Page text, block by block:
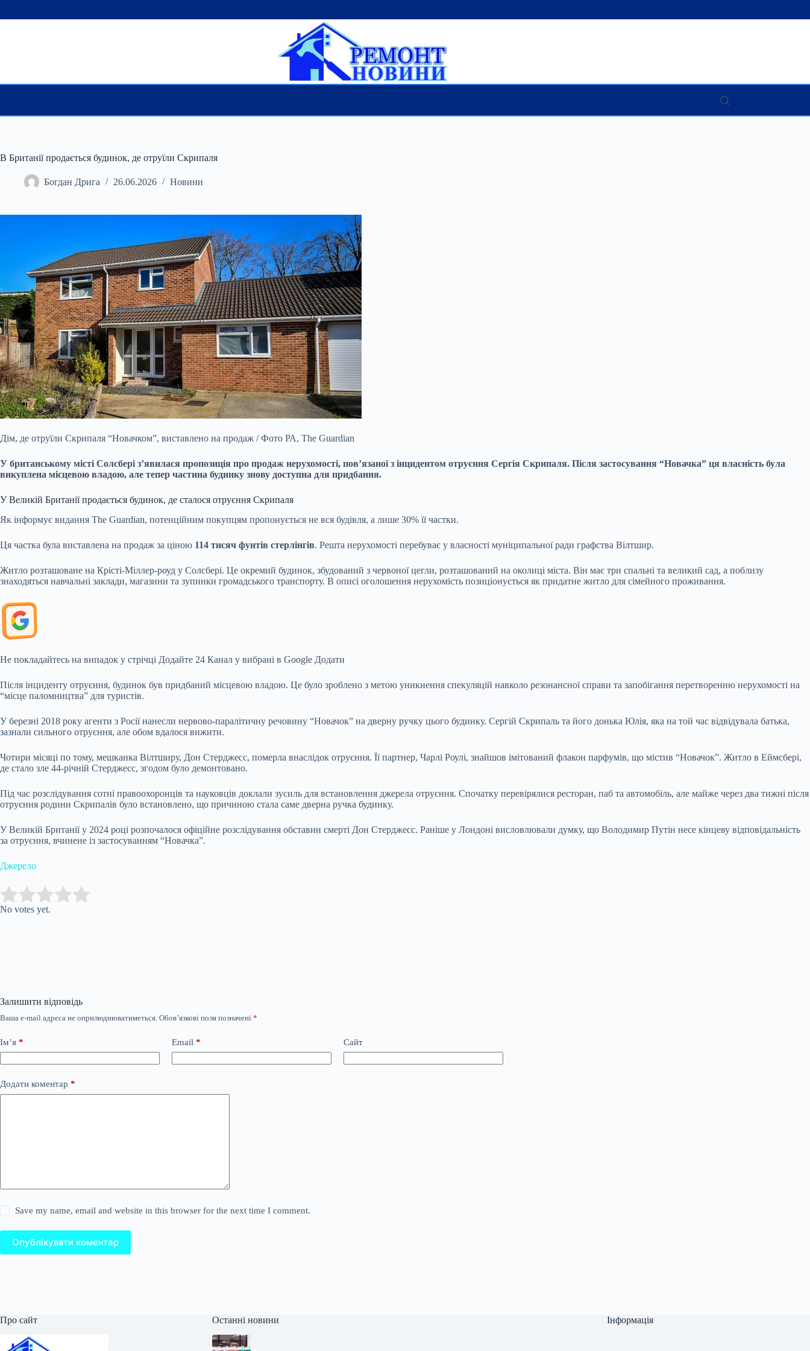
В Британії продається будинок, де отруїли Скрипаля
Богдан Дрига 26.06.2026 Новини
Дім, де отруїли Скрипаля “Новачком”, виставлено на продаж / Фото РА, The Guardian
У британському місті Солсбері з’явилася пропозиція про продаж нерухомості, пов’язаної з інцидентом отруєння Сергія Скрипаля. Після застосування “Новачка” ця власність була
викуплена місцевою владою, але тепер частина будинку знову доступна для придбання.
У Великій Британії продається будинок, де сталося отруєння Скрипаля
Як інформує видання The Guardian, потенційним покупцям пропонується не вся будівля, а лише 30% її частки.
Ця частка була виставлена на продаж за ціною 114 тисяч фунтів стерлінгів. Решта нерухомості перебуває у власності муніципальної ради графства Вілтшир.
Житло розташоване на Крісті-Міллер-роуд у Солсбері. Це окремий будинок, збудований з червоної цегли, розташований на околиці міста. Він має три спальні та великий сад, а поблизу
знаходяться навчальні заклади, магазини та зупинки громадського транспорту. В описі оголошення нерухомість позиціонується як придатне житло для сімейного проживання.
Не покладайтесь на випадок у стрічці Додайте 24 Канал у вибрані в Google Додати
Після інциденту отруєння, будинок був придбаний місцевою владою. Це було зроблено з метою уникнення спекуляцій навколо резонансної справи та запобігання перетворенню нерухомості на
“місце паломництва” для туристів.
У березні 2018 року агенти з Росії нанесли нервово-паралітичну речовину “Новачок” на дверну ручку цього будинку. Сергій Скрипаль та його донька Юлія, яка на той час відвідувала батька,
зазнали сильного отруєння, але обом вдалося вижити.
Чотири місяці по тому, мешканка Вілтширу, Дон Стерджесс, померла внаслідок отруєння. Її партнер, Чарлі Роулі, знайшов імітований флакон парфумів, що містив “Новачок”. Житло в Еймсбері,
де стало зле 44-річній Стерджесс, згодом було демонтовано.
Під час розслідування сотні правоохоронців та науковців доклали зусиль для встановлення джерела отруєння. Спочатку перевірялися ресторан, паб та автомобіль, але майже через два тижні після
отруєння родини Скрипалів було встановлено, що причиною стала саме дверна ручка будинку.
У Великій Британії у 2024 році розпочалося офіційне розслідування обставин смерті Дон Стерджесс. Раніше у Лондоні висловлювали думку, що Володимир Путін несе кінцеву відповідальність
за отруєння, вчинене із застосуванням “Новачка”.
Джерело
Rate this item:
No votes yet.
Залишити відповідь
Ваша e-mail адреса не оприлюднюватиметься. Обов’язкові поля позначені *
Ім’я * Email * Сайт
Додати коментар *
Save my name, email and website in this browser for the next time I comment.
Опублікувати коментар
Про сайт Останні новини Інформація